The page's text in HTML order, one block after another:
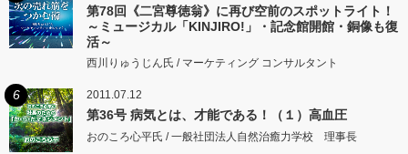
第78回《二宮尊徳翁》に再び空前のスポットライト！
～ミュージカル「KINJIRO!」・記念館開館・銅像も復
活～
西川りゅうじん氏 / マーケティング コンサルタント
6 2011.07.12
第36号 病気とは、才能である！（１）高血圧
おのころ心平氏 / 一般社団法人自然治癒力学校 理事長